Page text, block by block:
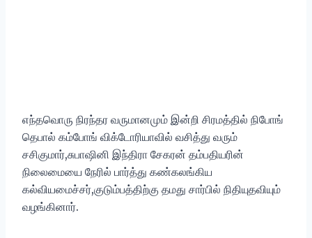
எந்தவொரு நிரந்தர வருமானமும் இன்றி சிரமத்தில் நிபோங்
தெபால் கம்போங் விக்டோரியாவில் வசித்து வரும்
சசிகுமார்,சுபாஷினி இந்திரா சேகரன் தம்பதியரின்
நிலைமையை நேரில் பார்த்து கண்கலங்கிய
கல்வியமைச்சர்,குடும்பத்திற்கு தமது சார்பில் நிதியுதவியும்
வழங்கினார்.